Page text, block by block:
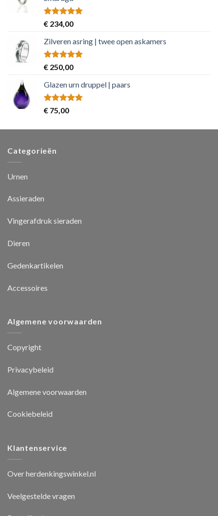
Rated5.00
out of 5
€ 234,00
Zilveren asring | twee open askamers
Rated5.00
out of 5
€ 250,00
Glazen urn druppel | paars
Rated5.00
out of 5
€ 75,00
Categorieën
Urnen
Assieraden
Vingerafdruk sieraden
Dieren
Gedenkartikelen
Accessoires
Algemene voorwaarden
Copyright
Privacybeleid
Algemene voorwaarden
Cookiebeleid
Klantenservice
Over herdenkingswinkel.nl
Veelgestelde vragen